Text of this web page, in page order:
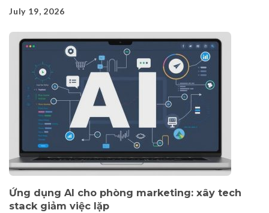
July 19, 2026
Ứng dụng AI cho phòng marketing: xây tech
stack giảm việc lặp